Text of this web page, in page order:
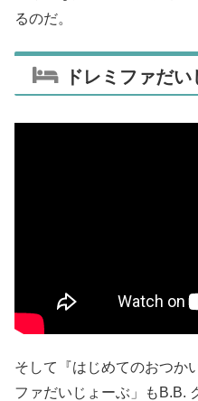
るのだ。
ドレミファだ
そして『はじめてのおつか
ファだいじょーぶ」もB.B.